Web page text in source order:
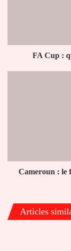
Luton
FA Cup :
le
Cameroun : le
Articles